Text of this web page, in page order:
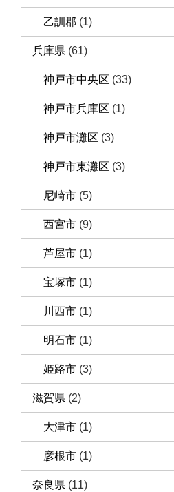
乙訓郡 (1)
兵庫県 (61)
神戸市中央区 (33)
神戸市兵庫区 (1)
神戸市灘区 (3)
神戸市東灘区 (3)
尼崎市 (5)
西宮市 (9)
芦屋市 (1)
宝塚市 (1)
川西市 (1)
明石市 (1)
姫路市 (3)
滋賀県 (2)
大津市 (1)
彦根市 (1)
奈良県 (11)